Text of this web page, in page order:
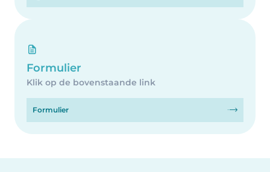
Formulier
Klik op de bovenstaande link
Formulier